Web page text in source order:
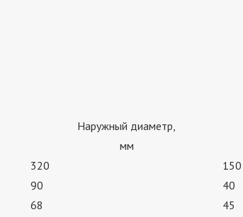
Наружный диаметр,
мм
320 150
90 40
68 45